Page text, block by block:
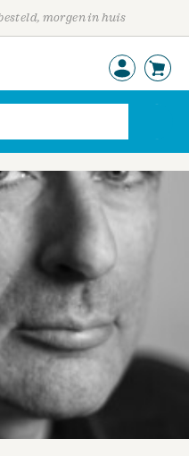
morgen in huis